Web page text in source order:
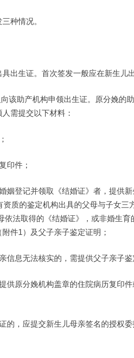
种情况。
出生证。首次签发一般应在新生儿
该助产机构申领出生证。原分娩的
需提交以下材料：
印件；
姻登记并领取《结婚证》者，提供
质的鉴定机构出具的父母与子女三
依法取得的《结婚证》，或非婚生
件1）及父子亲子鉴定证明；
信息无法核实的，需提供父子亲子鉴
供原分娩机构盖章的住院病历复印
的，应提交新生儿母亲签名的授权